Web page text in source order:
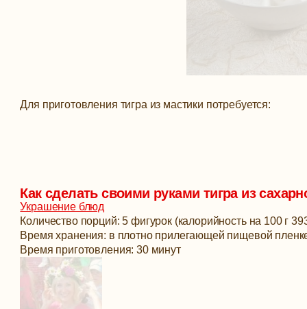
Для приготовления тигра из мастики потребуется:
Как сделать своими руками тигра из
Украшение блюд
Количество порций: 5 фигурок (калорийность на 100 г
Время хранения: в плотно прилегающей пищевой
Время приготовления: 30 минут